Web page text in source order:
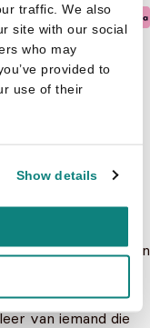
traffic. We also
site with our social
who may
provided to
use of their
Show details
mannetjes
te krijgen. Dus wat
Lucy's vriend kan
en haar beste
dan een eerste
van Lucy, geboren
familie en een
menen Martha en
van iemand die